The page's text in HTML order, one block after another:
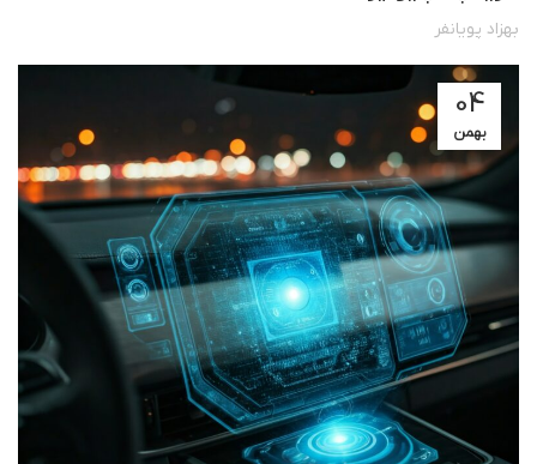
بهزاد پویانفر
04
بهمن